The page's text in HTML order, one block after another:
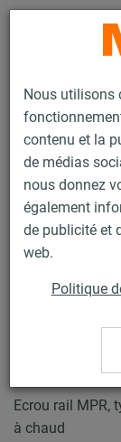
Nous utilisons
contenu et la
de médias
nous donnez
également
de publicité et
web.
Politique
Produits
Rails
Rails
Ecrou rail MPR
Ecrou rail MPR,
à chaud